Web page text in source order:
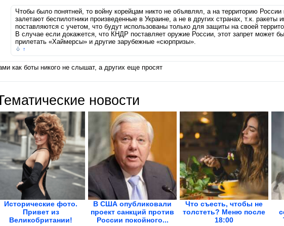
Чтобы было понятней, то войну корейцам никто не объявлял, а на территорию России
залетают беспилотники произведенные в Украине, а не в других странах, т.к. ракеты
поставляются с учетом, что будут использованы только для защиты на своей
В случае если докажется, что КНДР поставляет оружие России, этот запрет может
прилетать «Хаймерсы» и другие зарубежные «сюрпризы».
↑
как боты никого не слышат, а других еще просят
новости
Исторические фото.
Привет из
Великобритании!
В США опубликовали
проект санкций против
России покойного...
Что съесть, чтобы не
толстеть? Меню после
18:00